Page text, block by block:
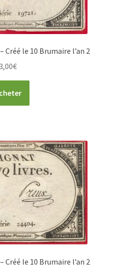
Créé le 10 Brumaire l’an 2
€
Créé le 10 Brumaire l’an 2